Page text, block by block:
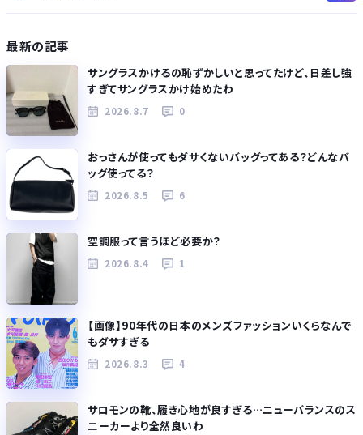
最新の記事
サングラスかけるの恥ずかしいと思ってたけど、日差し強
すぎてサングラスかけ始めたわ
2026.8.7 0
おっさんが使ってもダサくないバッグってある？どんなバ
ッグ使ってる？
2026.8.5 6
空調服って言うほど必要か？
2026.8.4 1
【画像】90年代の日本のメンズファッションいくらなんで
もダサすぎる
2026.8.3 4
サロモンの靴、履き心地が良すぎる…ニューバランスのス
ニーカーより全然良いわ